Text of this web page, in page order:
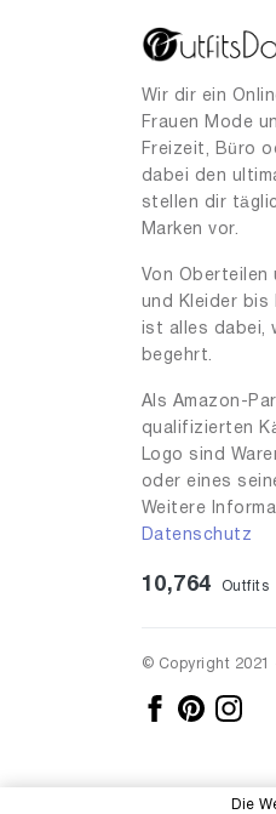
0.75
00
01
2
2.1
2.8
+3.00
3
Wir dir ein
Frauen Mode
Freizeit, Büro
dabei den
stellen dir
Marken vor.
Von Oberteilen
und Kleider bis
ist alles dabei,
begehrt.
Als Amazon-
qualifizierten
Logo sind
oder eines
Weitere
Datenschutz
10,764 Outfits
© Copyright 2021
Die